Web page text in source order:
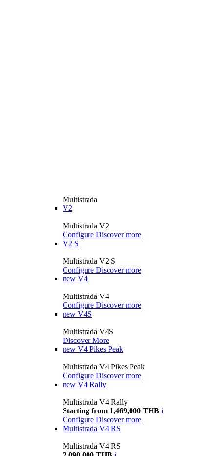
Multistrada
V2
Multistrada V2
Configure Discover more
V2 S
Multistrada V2 S
Configure Discover more
new V4
Multistrada V4
Configure Discover more
new V4S
Multistrada V4S
Discover More
new V4 Pikes Peak
Multistrada V4 Pikes Peak
Configure Discover more
new V4 Rally
Multistrada V4 Rally
Starting from 1,469,000 THB i
Configure Discover more
Multistrada V4 RS
Multistrada V4 RS